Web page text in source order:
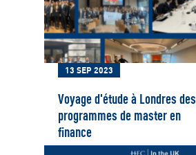
13 SEP 2023
Voyage d'étude à Londres des
programmes de master en
finance